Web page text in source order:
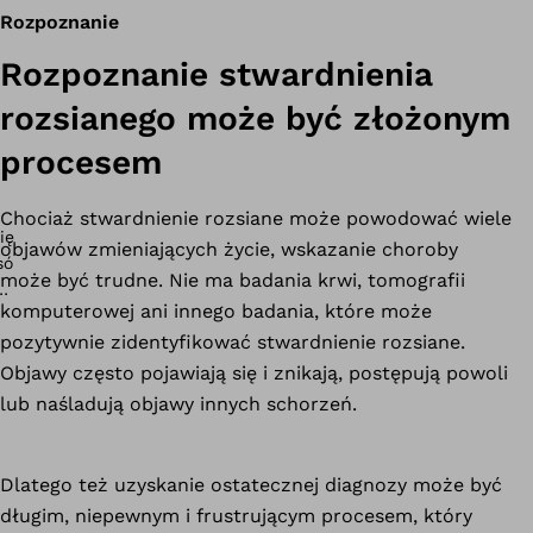
Rozpoznanie
Rozpoznanie stwardnienia
rozsianego może być złożonym
procesem
Chociaż stwardnienie rozsiane może powodować wiele
objawów zmieniających życie, wskazanie choroby
może być trudne. Nie ma badania krwi, tomografii
komputerowej ani innego badania, które może
pozytywnie zidentyfikować stwardnienie rozsiane.
Objawy często pojawiają się i znikają, postępują powoli
lub naśladują objawy innych schorzeń.
Dlatego też uzyskanie ostatecznej diagnozy może być
długim, niepewnym i frustrującym procesem, który